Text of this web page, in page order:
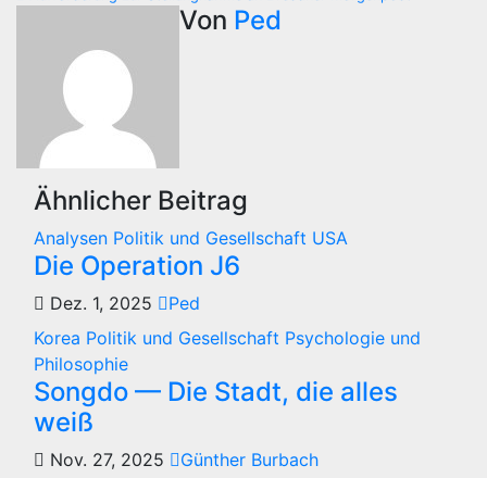
Von Ped
Ähnlicher Beitrag
Analysen Politik und Gesellschaft USA
Die Operation J6
Dez. 1, 2025
Ped
Korea Politik und Gesellschaft Psychologie und
Philosophie
Songdo — Die Stadt, die alles
weiß
Nov. 27, 2025
Günther Burbach